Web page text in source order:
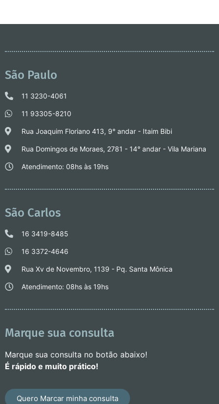
São Paulo
11 3230-4061
11 93305-8210
Rua Joaquim Floriano 413, 9° andar - Itaim Bibi
Rua Domingos de Moraes, 2781 - 14° andar - Vila Mariana
Atendimento: 08hs às 19hs
São Carlos
16 3419-8485
16 3372-4646
Rua Xv de Novembro, 1139 - Pq. Santa Mônica
Atendimento: 08hs às 19hs
Marque sua consulta
Marque sua consulta no botão abaixo!
É rápido e muito prático!
Quero Marcar minha consulta